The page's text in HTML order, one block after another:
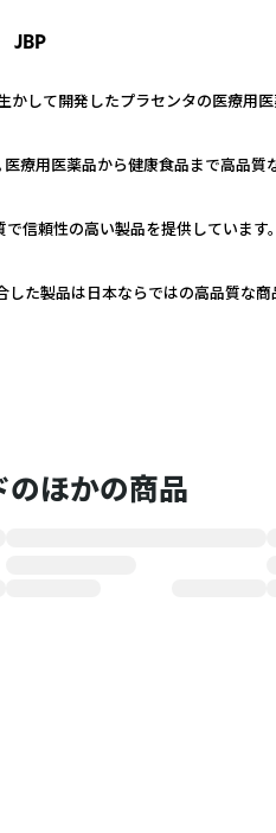
JBP
かして開発したプラセンタの医療用
療用医薬品から健康食品まで高品質
信頼性の高い製品を提供しています。
た製品は日本ならではの高品質な商
のほかの商品